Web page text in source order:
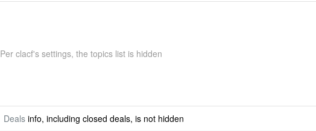
Per clacf's settings, the topics list is hidden
Dealsinfo, including closed deals, is not hidden